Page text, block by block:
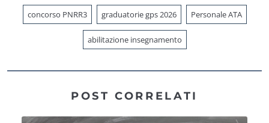
concorso PNRR3 graduatorie gps 2026 Personale ATA
abilitazione insegnamento
POST CORRELATI